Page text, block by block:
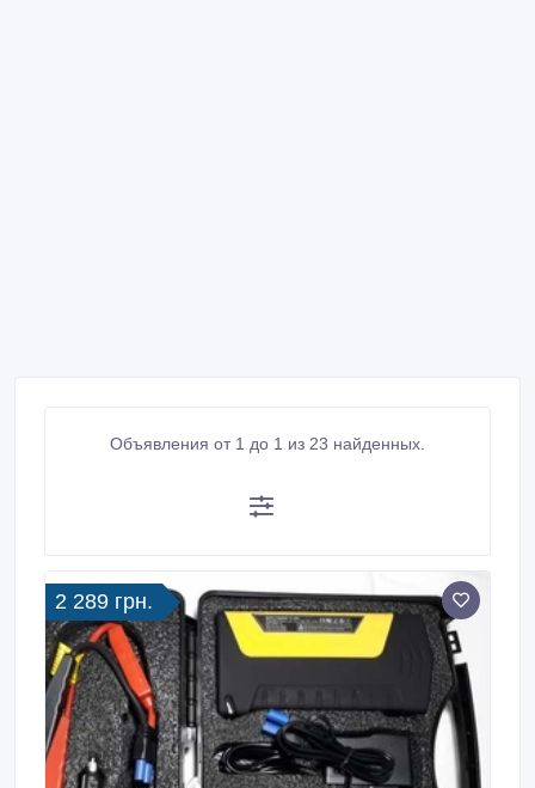
Объявления от 1 до 1 из 23 найденных.
2 289 грн.